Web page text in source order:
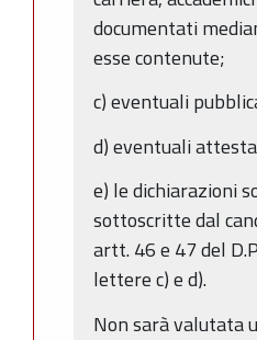
documentati
esse contenute;
c) eventuali
d) eventuali
e) le dichiarazioni
sottoscritte dal
artt. 46 e 47 del
lettere c) e d).
Non sarà valutata